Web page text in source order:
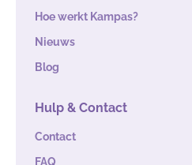
Hoe werkt Kampas?
Nieuws
Blog
Hulp & Contact
Contact
FAQ